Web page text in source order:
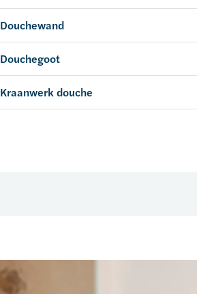
Douchewand
Douchegoot
Kraanwerk douche